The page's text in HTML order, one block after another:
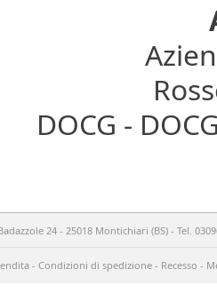
DOCG -
24 - 25018 Montichiari (BS) - Tel.
- Condizioni di spedizione - Recesso -